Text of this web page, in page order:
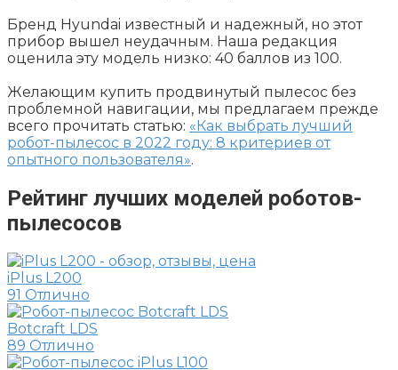
Бренд Hyundai известный и надежный, но этот
прибор вышел неудачным. Наша редакция
оценила эту модель низко: 40 баллов из 100.
Желающим купить продвинутый пылесос без
проблемной навигации, мы предлагаем прежде
всего прочитать статью: «Как выбрать лучший
робот-пылесос в 2022 году: 8 критериев от
опытного пользователя».
Рейтинг лучших моделей роботов-
пылесосов
iPlus L200
91 Отлично
Botcraft LDS
89 Отлично